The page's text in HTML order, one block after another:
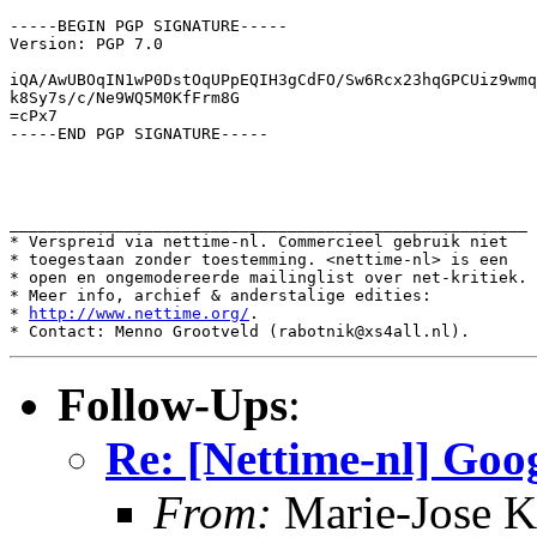
-----BEGIN PGP SIGNATURE-----
Version: PGP 7.0
iQA/AwUBOqIN1wP0DstOqUPpEQIH3gCdFO/
k8Sy7s/c/Ne9WQ5M0KfFrm8G
=cPx7
-----END PGP SIGNATURE-----
* Verspreid via nettime-nl. Commercieel gebruik niet
* toegestaan zonder toestemming. <nettime-nl> is een
* open en ongemodereerde mailinglist over net-kritiek.
* Meer info, archief & anderstalige edities:
*
http://www.nettime.org/ .
Follow-Ups:
Re: [Nettime-nl]
From: Marie-Jose